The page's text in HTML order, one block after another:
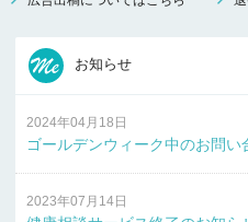
お知らせ
2024年04月18日
ゴールデンウィーク中のお問い
2023年07月14日